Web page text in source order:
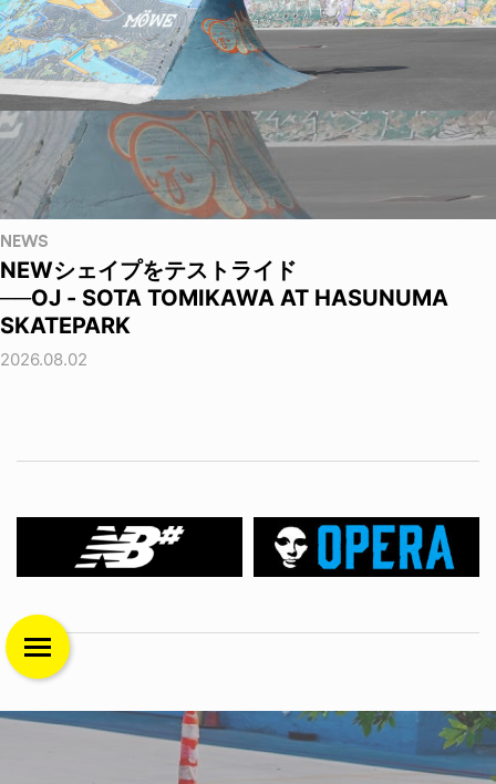
NEWS
NEWシェイプをテストライド
──OJ - SOTA TOMIKAWA AT HASUNUMA
SKATEPARK
2026.08.02